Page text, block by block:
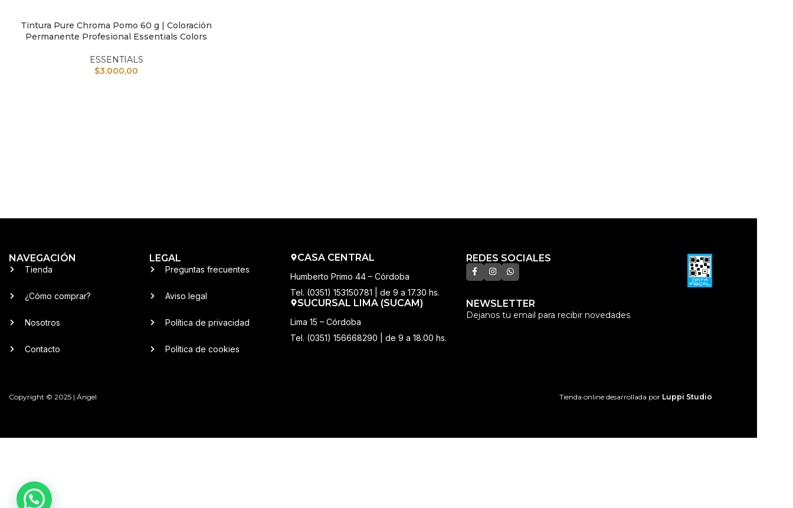
AÑADIR AL CARRITO
Tintura Pure Chroma Pomo 60 g | Coloración
Permanente Profesional Essentials Colors
ESSENTIALS
$3.000,00
NAVEGACIÓN
Tienda
¿Cómo comprar?
Nosotros
Contacto
LEGAL
Preguntas frecuentes
Aviso legal
Política de privacidad
Política de cookies
CASA CENTRAL
Humberto Primo 44 – Córdoba
Tel. (0351) 153150781 | de 9 a 17.30 hs.
SUCURSAL LIMA (SUCAM)
Lima 15 – Córdoba
Tel. (0351) 156668290 | de 9 a 18.00 hs.
REDES SOCIALES
NEWSLETTER
Dejanos tu email para recibir novedades
Tienda online desarrollada por Luppi Studio
Copyright © 2025 | Ángel